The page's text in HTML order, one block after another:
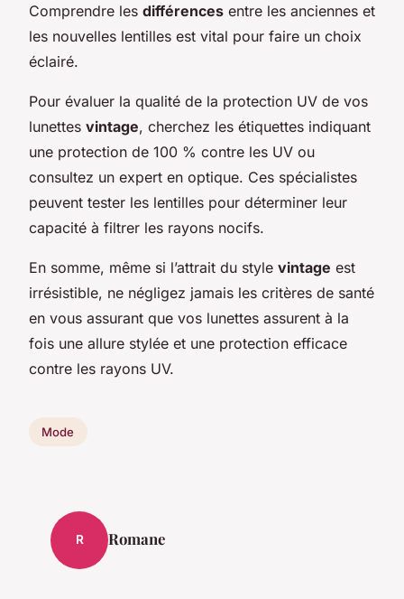
Comprendre les différences entre les anciennes et
les nouvelles lentilles est vital pour faire un choix
éclairé.
Pour évaluer la qualité de la protection UV de vos
lunettes vintage, cherchez les étiquettes indiquant
une protection de 100 % contre les UV ou
consultez un expert en optique. Ces spécialistes
peuvent tester les lentilles pour déterminer leur
capacité à filtrer les rayons nocifs.
En somme, même si l’attrait du style vintage est
irrésistible, ne négligez jamais les critères de santé
en vous assurant que vos lunettes assurent à la
fois une allure stylée et une protection efficace
contre les rayons UV.
Mode
R Romane